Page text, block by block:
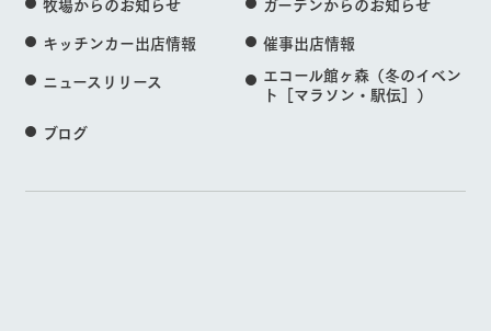
キッチンカー出店情報
催事出店情報
ニュースリリース
エコール館ヶ森（冬のイベン
ト［マラソン・駅伝］）
ブログ